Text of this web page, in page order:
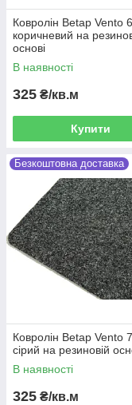
Ковролін Betap Vento
коричневий на
основі
В наявності
325 ₴/кв.м
Купити
Безкоштовна доставка
Ковролін Betap Vento
сірий на резиновій
В наявності
325 ₴/кв.м